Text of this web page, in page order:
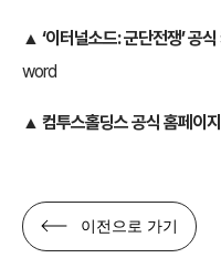
▲ ‘이터널소드: 군단전쟁’ 공
word
▲ 컴투스홀딩스 공식 홈페이
이전으로 가기